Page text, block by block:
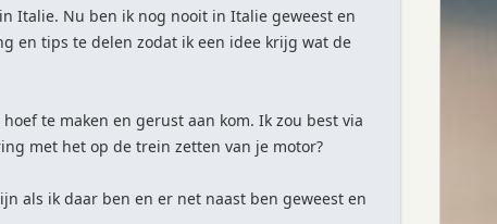
Italie. Nu ben ik nog nooit in Italie geweest en
en tips te delen zodat ik een idee krijg wat de
te maken en gerust aan kom. Ik zou best via
met het op de trein zetten van je motor?
als ik daar ben en er net naast ben geweest en